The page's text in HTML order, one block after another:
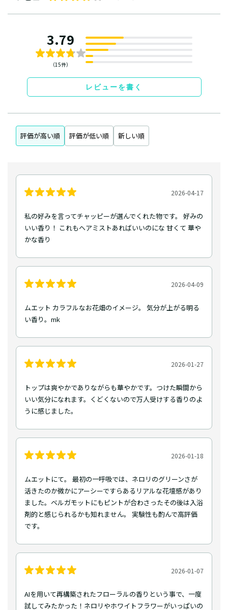
3.79
（15件）
レビューを書く
評価が高い順 評価が低い順 新しい順
2026-04-17
私の好みを言ってチャッピーが選んでくれた物です。 好みの
いい香り！ これもヘアミストあればいいのにな 甘くて 華や
かな香り
2026-04-09
ムエット カラフルなお花畑のイメージ。 気分が上がる明る
い香り。mk
2026-01-27
トップは爽やかでありながらも華やかです。つけた瞬間から
いい気分になれます。くどくないので万人受けする香りのよ
うに感じました。
2026-01-18
ムエットにて。 最初の一呼吸では、ネロリのグリーンさが
活きたのか微かにアーシーですらあるリアルな花壇感があり
ました。ベルガモットにもピントが合わさったその後は入浴
剤的と感じられるかも知れません。 実験性も酌んで高評価
です。
2026-01-07
AIを用いて再構築されたフローラルの香りという事で、一度
試してみたかった！ネロリやホワイトフラワーがいっぱいの